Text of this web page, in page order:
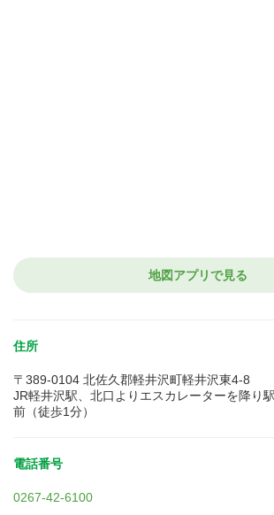
地図アプリで見る
住所
〒389-0104 北佐久郡軽井沢町軽井沢東4-8
JR軽井沢駅、北口よりエスカレーターを降り
前（徒歩1分）
電話番号
0267-42-6100